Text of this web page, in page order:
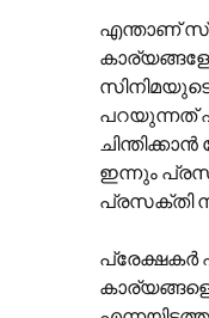
എന്താണ്
പറയുന്നത്
ഇന്നും
പ്രസക്തി
പ്രേക്ഷകർ